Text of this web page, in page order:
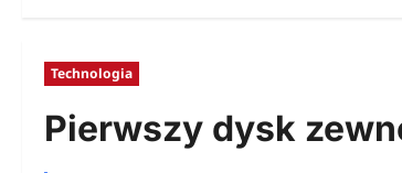
Technologia
Pierwszy dysk